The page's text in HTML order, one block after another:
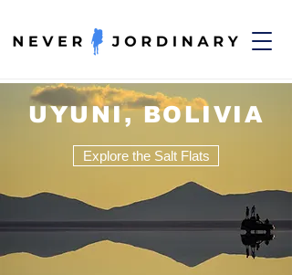
UYUNI, BOLIVIA
Explore the Salt Flats